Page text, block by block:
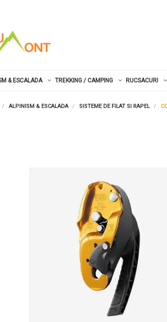
& ESCALADA TREKKING / CAMPING RUCSACURI
ALPINISM & ESCALADA SISTEME DE FILAT SI RAPEL